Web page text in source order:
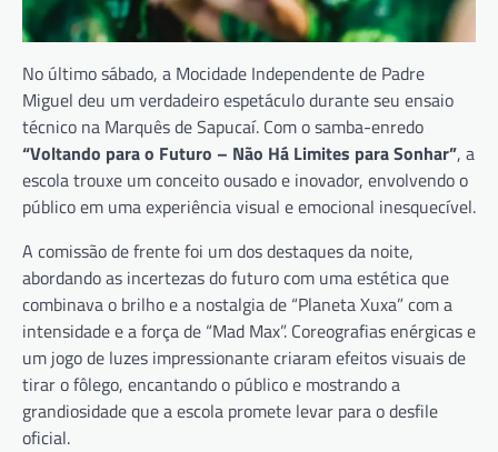
No último sábado, a Mocidade Independente de Padre
Miguel deu um verdadeiro espetáculo durante seu ensaio
técnico na Marquês de Sapucaí. Com o samba-enredo
“Voltando para o Futuro – Não Há Limites para Sonhar”, a
escola trouxe um conceito ousado e inovador, envolvendo o
público em uma experiência visual e emocional inesquecível.
A comissão de frente foi um dos destaques da noite,
abordando as incertezas do futuro com uma estética que
combinava o brilho e a nostalgia de “Planeta Xuxa” com a
intensidade e a força de “Mad Max”. Coreografias enérgicas e
um jogo de luzes impressionante criaram efeitos visuais de
tirar o fôlego, encantando o público e mostrando a
grandiosidade que a escola promete levar para o desfile
oficial.